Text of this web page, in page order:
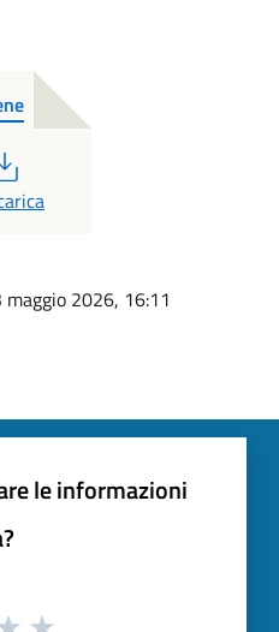
maggio 2026, 16:11
le informazioni